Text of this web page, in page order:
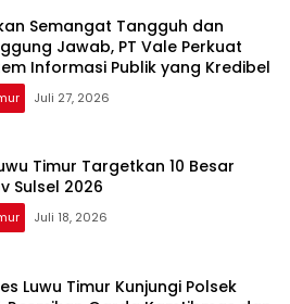
Semangat Tangguh dan
Jawab, PT Vale Perkuat
Informasi Publik yang Kredibel
Juli 27, 2026
Timur Targetkan 10 Besar
Sulsel 2026
Juli 18, 2026
Luwu Timur Kunjungi Polsek